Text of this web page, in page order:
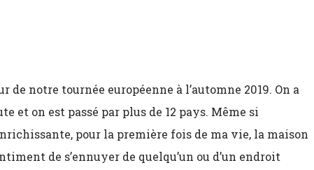
de notre tournée européenne à l’automne 2019. On a
et on est passé par plus de 12 pays. Même si
pour la première fois de ma vie, la maison
de s’ennuyer de quelqu’un ou d’un endroit